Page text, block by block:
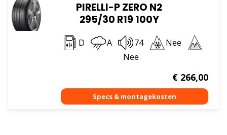
PIRELLI-P ZERO N2
295/30 R19 100Y
D A 74
Nee
Nee
€266,00